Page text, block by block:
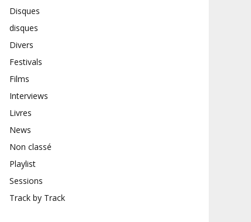
Disques
disques
Divers
Festivals
Films
Interviews
Livres
News
Non classé
Playlist
Sessions
Track by Track